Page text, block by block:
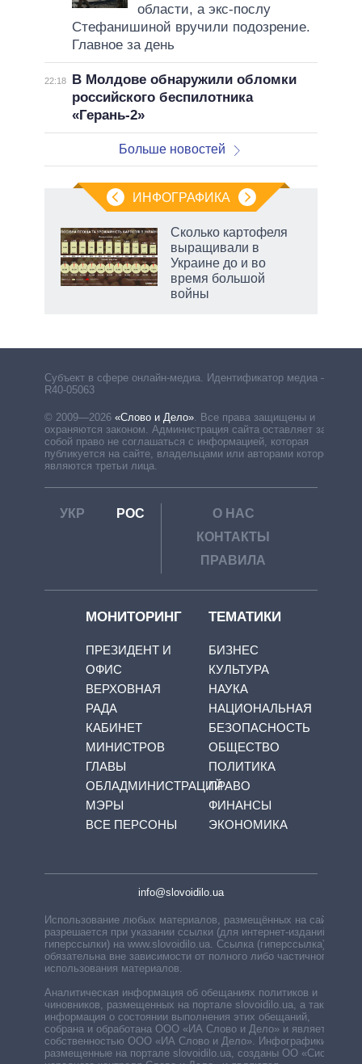
области, а экс-послу
Стефанишиной вручили подозрение.
Главное за день
22:18
В Молдове обнаружили обломки
российского беспилотника
«Герань-2»
Больше новостей
ИНФОГРАФИКА
Сколько картофеля
выращивали в
Украине до и во
время большой
войны
Субъект в сфере онлайн-медиа. Идентификатор медиа –
R40-05063
© 2009—2026 «Слово и Дело»
Все права защищены и
охраняются законом. Администрация сайта оставляет за
собой право не соглашаться с информацией, которая
публикуется на сайте, владельцами или авторами которой
являются третьи лица.
УКР РОС
О НАС
КОНТАКТЫ
ПРАВИЛА
МОНИТОРИНГ
ПРЕЗИДЕНТ И
ОФИС
ВЕРХОВНАЯ
РАДА
КАБИНЕТ
МИНИСТРОВ
ГЛАВЫ
ОБЛАДМИНИСТРАЦИЙ
МЭРЫ
ВСЕ ПЕРСОНЫ
ТЕМАТИКИ
БИЗНЕС
КУЛЬТУРА
НАУКА
НАЦИОНАЛЬНАЯ
БЕЗОПАСНОСТЬ
ОБЩЕСТВО
ПОЛИТИКА
ПРАВО
ФИНАНСЫ
ЭКОНОМИКА
info@slovoidilo.ua
Использование любых материалов, размещённых на сайте,
разрешается при указании ссылки (для интернет-изданий —
гиперссылки) на www.slovoidilo.ua. Ссылка (гиперссылка)
обязательна вне зависимости от полного либо частичного
использования материалов.
Аналитическая информация об обещаниях политиков и
чиновников, размещенных на портале slovoidilo.ua, а также
информация о состоянии выполнения этих обещаний,
собрана и обработана ООО «ИА Слово и Дело» и является
собственностью ООО «ИА Слово и Дело». Инфографики,
размещенные на портале slovoidilo.ua, созданы ОО «Система